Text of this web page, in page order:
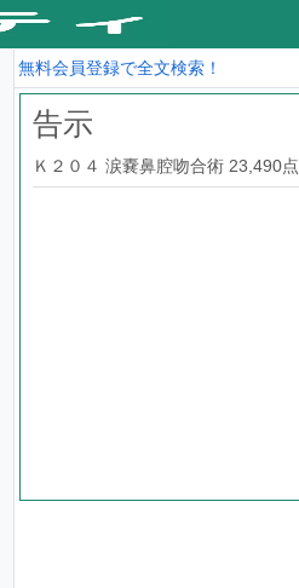
無料会員登録で全文検索！
告示
Ｋ２０４ 涙嚢鼻腔吻合術 23,490点